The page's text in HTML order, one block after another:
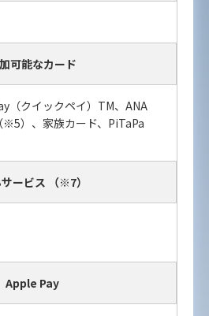
可能なカード
（クイックペイ）TM、ANA
）、家族カード、PiTaPa
ービス （※7）
Apple Pay